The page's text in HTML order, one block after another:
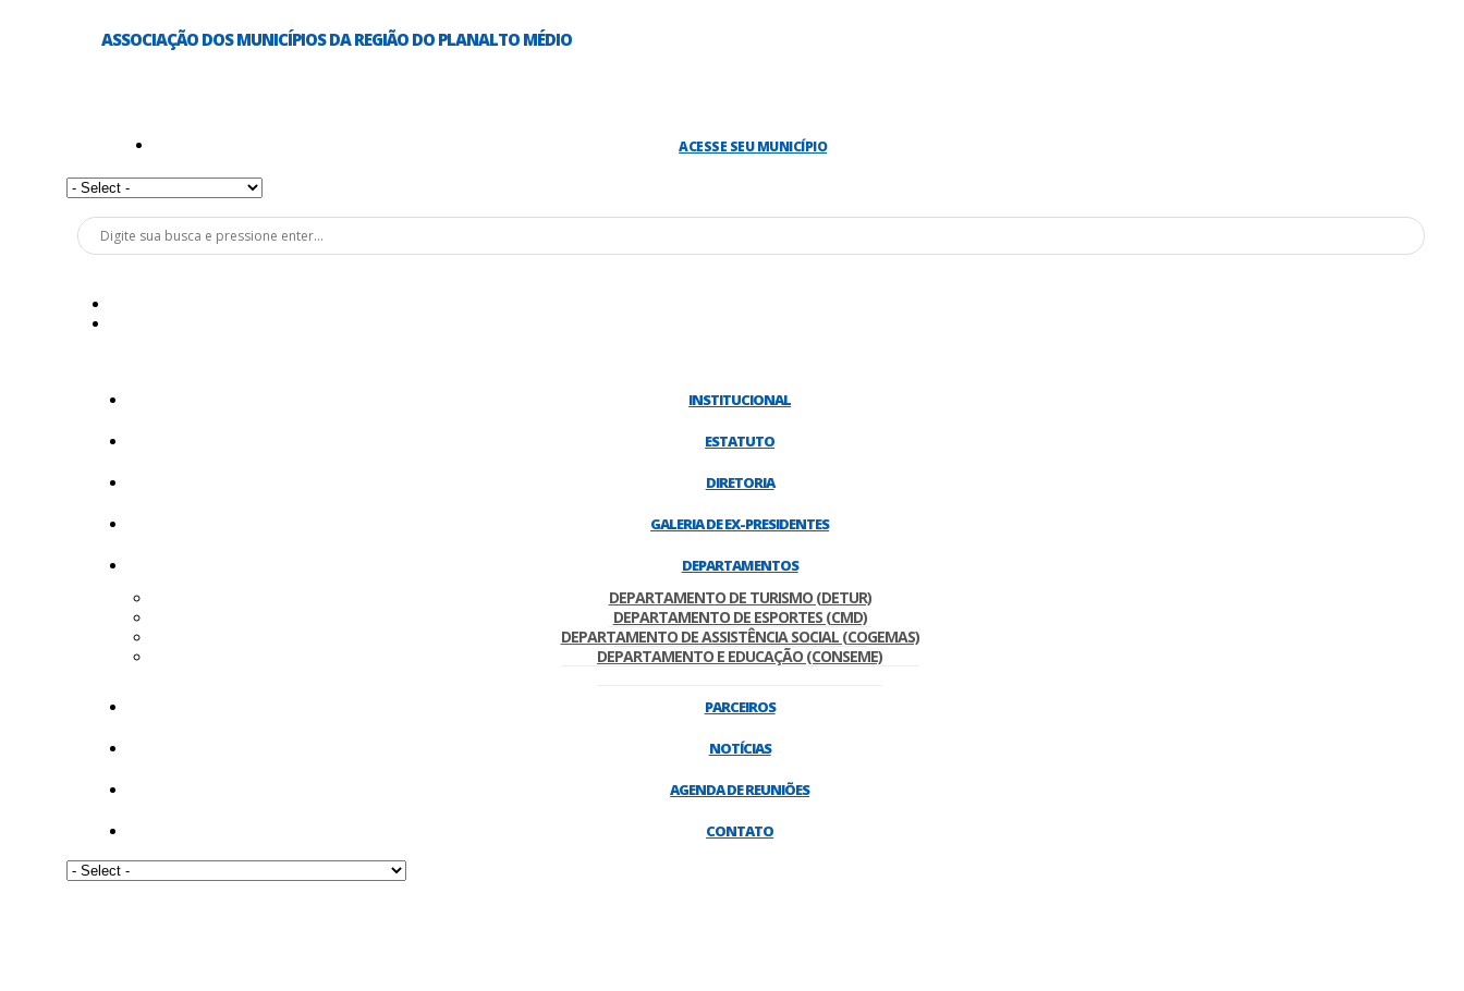
ASSOCIAÇÃO DOS MUNICÍPIOS DA REGIÃO DO PLANALTO MÉDIO
ACESSE SEU MUNICÍPIO
INSTITUCIONAL
ESTATUTO
DIRETORIA
GALERIA DE EX-PRESIDENTES
DEPARTAMENTOS
DEPARTAMENTO DE TURISMO (DETUR)
DEPARTAMENTO DE ESPORTES (CMD)
DEPARTAMENTO DE ASSISTÊNCIA SOCIAL (COGEMAS)
DEPARTAMENTO E EDUCAÇÃO (CONSEME)
PARCEIROS
NOTÍCIAS
AGENDA DE REUNIÕES
CONTATO